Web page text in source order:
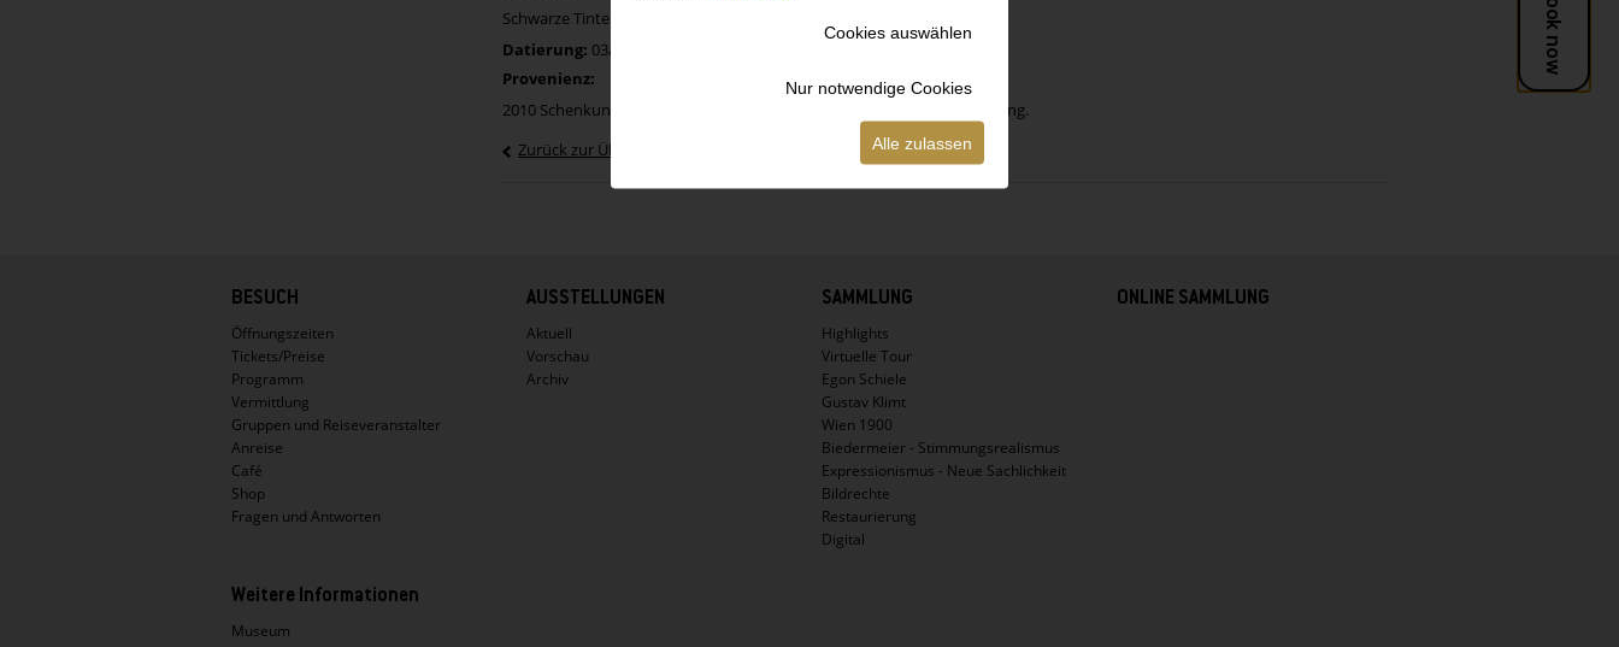
Cookies auswählen
Nur notwendige Cookies
Alle zulassen
Schwarze Tinte auf Papier
Datierung: 03/04/13
Provenienz:
2010 Schenkung von Christa Hauer, 2010 Leopold Museum Privatstiftung.
Zurück zur Übersicht
BESUCH
Öffnungszeiten
Tickets/Preise
Programm
Vermittlung
Gruppen und Reiseveranstalter
Anreise
Café
Shop
Fragen und Antworten
AUSSTELLUNGEN
Aktuell
Vorschau
Archiv
SAMMLUNG
Highlights
Virtuelle Tour
Egon Schiele
Gustav Klimt
Wien 1900
Biedermeier - Stimmungsrealismus
Expressionismus - Neue Sachlichkeit
Bildrechte
Restaurierung
Digital
ONLINE SAMMLUNG
Weitere Informationen
Museum